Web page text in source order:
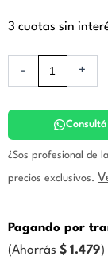
3 cuotas sin
-
Esencial
Icono
cantidad
+
¿Sos profesional de
precios exclusivos.
Pagando por
(Ahorrás $ 1.479)